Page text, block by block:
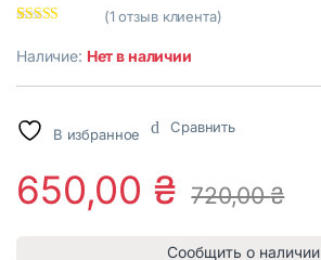
5.00из 5 на
основе
опроса
(1 отзыв клиента)
Наличие: Нет в наличии
В избранное Сравнить
650,00 ₴ 720,00₴
Сообщить о наличии